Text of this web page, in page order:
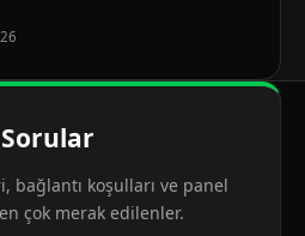
bağlantı koşulları ve panel
çok merak edilenler.